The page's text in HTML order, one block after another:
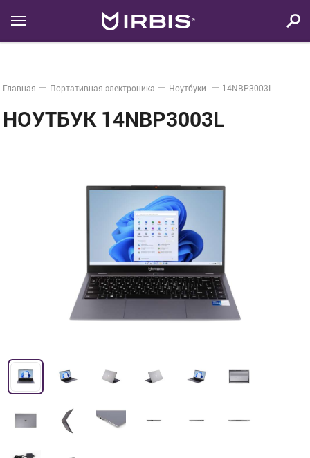
Главная Портативная электроника Ноутбуки 14NBP3003L
НОУТБУК 14NBP3003L